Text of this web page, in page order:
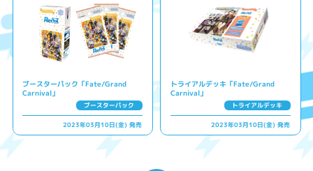
ブースターパック「Fate/Grand
Carnival」
ブースターパック
2023年03月10日(金) 発売
トライアルデッキ「Fate/Grand
Carnival」
トライアルデッキ
2023年03月10日(金) 発売